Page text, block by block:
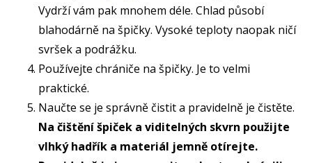
Vydrží vám pak mnohem déle. Chlad působí
blahodárně na špičky. Vysoké teploty naopak ničí
svršek a podrážku.
Používejte chrániče na špičky. Je to velmi
praktické.
Naučte se je správně čistit a pravidelně je čistěte.
Na čištění špiček a viditelných skvrn použijte
vlhký hadřík a materiál jemně otírejte.